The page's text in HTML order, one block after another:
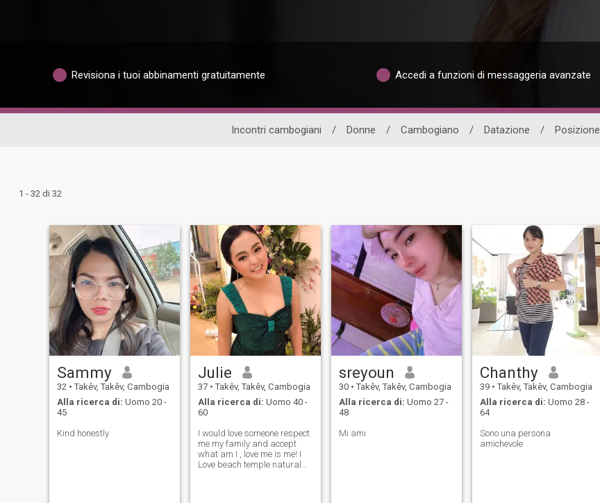
Revisiona i tuoi abbinamenti gratuitamente Accedi a funzioni di messaggeria avanzate
Incontri cambogiani / Donne / Cambogiano / Datazione / Posizione
1 - 32 di 32
Sammy
32 • Takêv, Takêv, Cambogia
Alla ricerca di: Uomo 20 -
45
Kind honestly
Julie
37 • Takêv, Takêv, Cambogia
Alla ricerca di: Uomo 40 -
60
I would love someone respect
me my family and accept
what am I , love me is me! I
Love beach temple natural
sreyoun
30 • Takêv, Takêv, Cambogia
Alla ricerca di: Uomo 27 -
48
Mi ami
Chanthy
39 • Takêv, Takêv, Cambogia
Alla ricerca di: Uomo 28 -
64
Sono una persona
amichevole